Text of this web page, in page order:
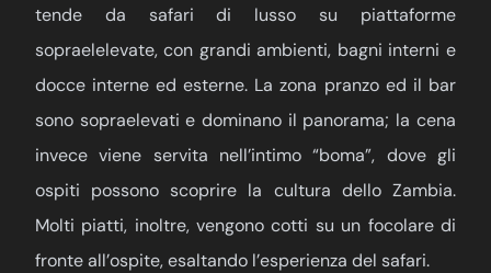
tende da safari di lusso su piattaforme
sopraelelevate, con grandi ambienti, bagni interni e
docce interne ed esterne. La zona pranzo ed il bar
sono sopraelevati e dominano il panorama; la cena
invece viene servita nell’intimo “boma”, dove gli
ospiti possono scoprire la cultura dello Zambia.
Molti piatti, inoltre, vengono cotti su un focolare di
fronte all’ospite, esaltando l’esperienza del safari.